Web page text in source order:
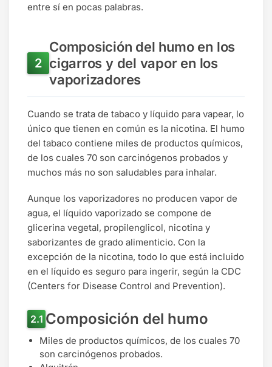
entre sí en pocas palabras.
Composición del humo en los
cigarros y del vapor en los
vaporizadores
Cuando se trata de tabaco y líquido para vapear, lo
único que tienen en común es la nicotina. El humo
del tabaco contiene miles de productos químicos,
de los cuales 70 son carcinógenos probados y
muchos más no son saludables para inhalar.
Aunque los vaporizadores no producen vapor de
agua, el líquido vaporizado se compone de
glicerina vegetal, propilenglicol, nicotina y
saborizantes de grado alimenticio. Con la
excepción de la nicotina, todo lo que está incluido
en el líquido es seguro para ingerir, según la CDC
(Centers for Disease Control and Prevention).
Composición del humo
Miles de productos químicos, de los cuales 70
son carcinógenos probados.